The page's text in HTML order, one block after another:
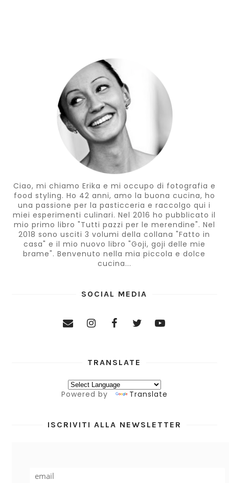
Ciao, mi chiamo Erika e mi occupo di fotografia e
food styling. Ho 42 anni, amo la buona cucina, ho
una passione per la pasticceria e raccolgo qui i
miei esperimenti culinari. Nel 2016 ho pubblicato il
mio primo libro "Tutti pazzi per le merendine". Nel
2018 sono usciti 3 volumi della collana "Fatto in
casa" e il mio nuovo libro "Goji, goji delle mie
brame". Benvenuto nella mia piccola e dolce
cucina...
SOCIAL MEDIA
TRANSLATE
Powered by Translate
ISCRIVITI ALLA NEWSLETTER